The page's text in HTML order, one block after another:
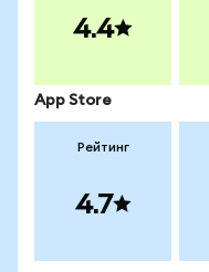
4.4
App Store
Рейтинг
4.7